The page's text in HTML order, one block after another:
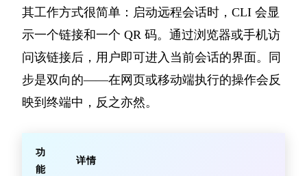
其工作方式很简单：启动远程会话时，CLI 会显
示一个链接和一个 QR 码。通过浏览器或手机访
问该链接后，用户即可进入当前会话的界面。同
步是双向的——在网页或移动端执行的操作会反
映到终端中，反之亦然。
功
能
详情